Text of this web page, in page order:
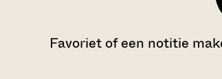
Favoriet of een notitie